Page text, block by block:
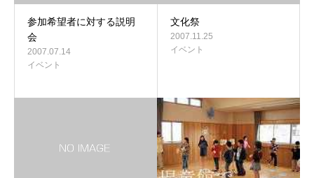
参加希望者に対する説明
会
2007.07.14
イベント
文化祭
2007.11.25
イベント